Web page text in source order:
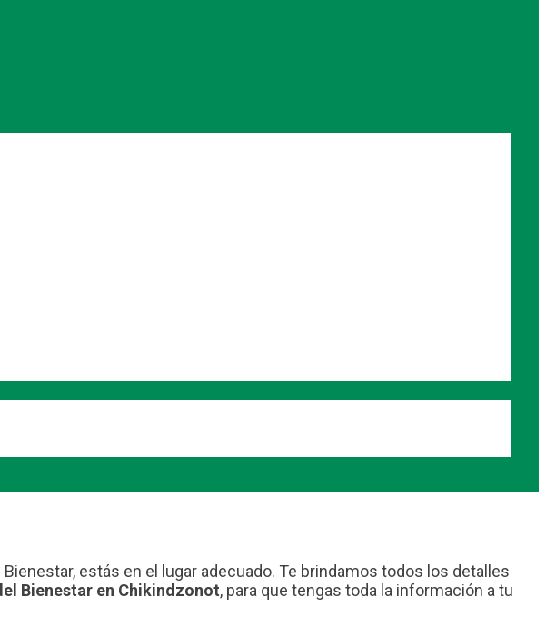
estás en el lugar adecuado. Te brindamos todos los detalles
Bienestar en Chikindzonot, para que tengas toda la información a tu